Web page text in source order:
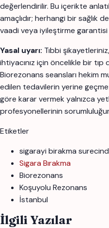
değerlendirilir. Bu içerikte
amaçlıdır; herhangi bir sağlık
vaadi veya iyileştirme garantisi
Yasal uyarı: Tıbbi
ihtiyacınız için öncelikle bir tıp
Biorezonans seansları hekim
edilen tedavilerin yerine
göre karar vermek yalnızca
profesyonellerinin
Etiketler
sigarayi birakma
Sigara Bırakma
Biorezonans
Koşuyolu Rezonans
İstanbul
İlgili Yazılar